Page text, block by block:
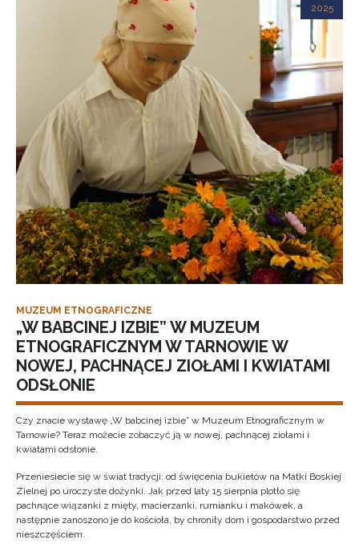
2025
MUZEUM ETNOGRAFICZNE
„W BABCINEJ IZBIE” W MUZEUM
ETNOGRAFICZNYM W TARNOWIE W
NOWEJ, PACHNĄCEJ ZIOŁAMI I KWIATAMI
ODSŁONIE
Czy znacie wystawę „W babcinej izbie” w Muzeum Etnograficznym w
Tarnowie? Teraz możecie zobaczyć ją w nowej, pachnącej ziołami i
kwiatami odsłonie.
Przeniesiecie się w świat tradycji: od święcenia bukietów na Matki Boskiej
Zielnej po uroczyste dożynki. Jak przed laty 15 sierpnia plotło się
pachnące wiązanki z mięty, macierzanki, rumianku i makówek, a
następnie zanoszono je do kościoła, by chroniły dom i gospodarstwo przed
nieszczęściem.